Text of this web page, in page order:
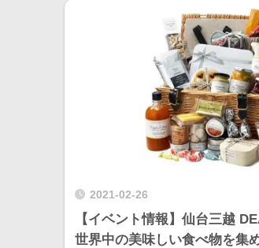
2021-02-26
【イベント情報】仙台三越
世界中の美味しい食べ物を集